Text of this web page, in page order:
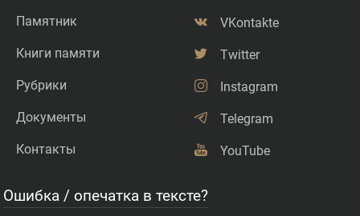
Памятник
Книги памяти
Рубрики
Документы
Контакты
VKontakte
Twitter
Instagram
Telegram
YouTube
Ошибка / опечатка в тексте?